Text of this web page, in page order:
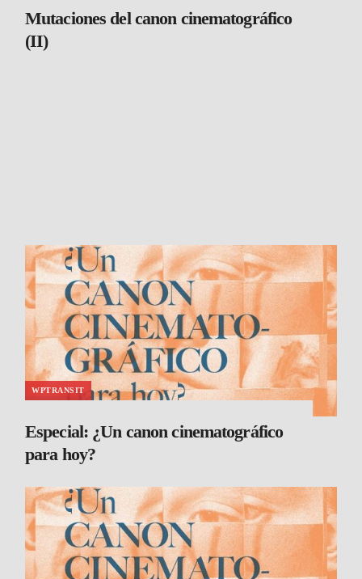
Mutaciones del canon cinematográfico
(II)
WPTRANSIT
Especial: ¿Un canon cinematográfico
para hoy?